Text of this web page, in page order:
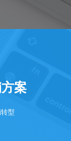
案
型